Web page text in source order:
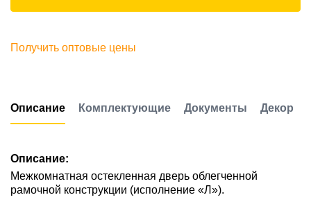
Получить оптовые цены
Описание Комплектующие Документы Декор
Описание:
Межкомнатная остекленная дверь облегченной
рамочной конструкции (исполнение «Л»).